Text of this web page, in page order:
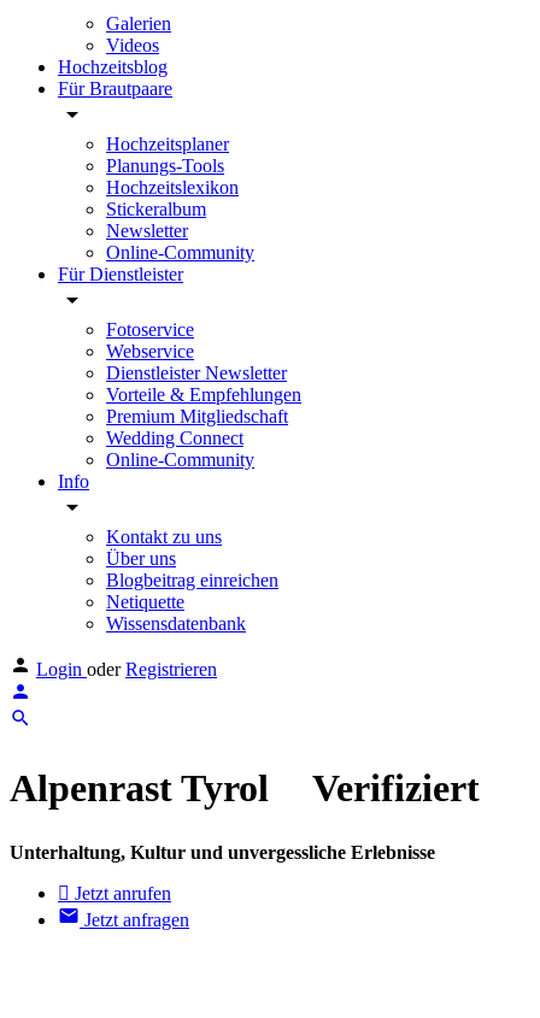
Galerien
Videos
Hochzeitsblog
Für Brautpaare
Hochzeitsplaner
Planungs-Tools
Hochzeitslexikon
Stickeralbum
Newsletter
Online-Community
Für Dienstleister
Fotoservice
Webservice
Dienstleister Newsletter
Vorteile & Empfehlungen
Premium Mitgliedschaft
Wedding Connect
Online-Community
Info
Kontakt zu uns
Über uns
Blogbeitrag einreichen
Netiquette
Wissensdatenbank
Login oder Registrieren
Alpenrast Tyrol Verifiziert
Unterhaltung, Kultur und unvergessliche Erlebnisse
Jetzt anrufen
Jetzt anfragen